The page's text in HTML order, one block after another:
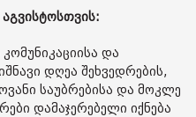
და
დღეა შეხვედრების,
საუბრებისა და მოკლე
დამაჯერებელი იქნება